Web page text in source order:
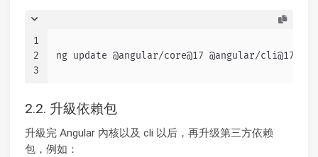
1
2
3
ng update @angular/core@17 @angular/cli@17
2.2. 升級依賴包
升級完 Angular 內核以及 cli 以后，再升级第三方依赖
包，例如：